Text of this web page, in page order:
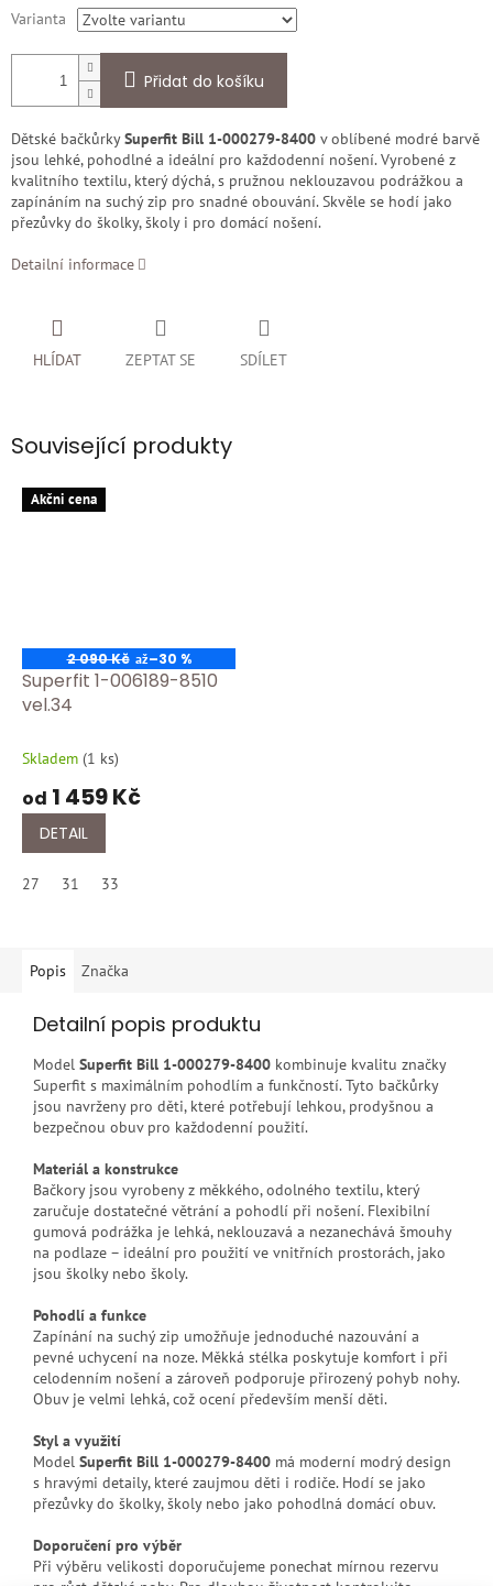
Varianta
Přidat do košíku
Dětské bačkůrkySuperfit Bill 1-000279-8400 v oblíbené modré barvě
jsou lehké, pohodlné a ideální pro každodenní nošení. Vyrobené z
kvalitního textilu, který dýchá, s pružnou neklouzavou podrážkou a
zapínáním na suchý zip pro snadné obouvání. Skvěle se hodí jako
přezůvky do školky, školy i pro domácí nošení.
Detailní informace
ZEPTAT SE
HLÍDAT SDÍLET
Související produkty
Akčni cena
2 090 Kč až–30 %
Superfit 1-006189-8510
vel.34
Skladem (1 ks)
od 1 459 Kč
DETAIL
27 31 33
Popis Značka
Detailní popis produktu
Model Superfit Bill 1-000279-8400 kombinuje kvalitu značky
Superfit s maximálním pohodlím a funkčností. Tyto bačkůrky
jsou navrženy pro děti, které potřebují lehkou, prodyšnou a
bezpečnou obuv pro každodenní použití.
Materiál a konstrukce
Bačkory jsou vyrobeny z měkkého, odolného textilu, který
zaručuje dostatečné větrání a pohodlí při nošení. Flexibilní
gumová podrážka je lehká, neklouzavá a nezanechává šmouhy
na podlaze – ideální pro použití ve vnitřních prostorách, jako
jsou školky nebo školy.
Pohodlí a funkce
Zapínání na suchý zip umožňuje jednoduché nazouvání a
pevné uchycení na noze. Měkká stélka poskytuje komfort i při
celodenním nošení a zároveň podporuje přirozený pohyb nohy.
Obuv je velmi lehká, což ocení především menší děti.
Styl a využití
Model Superfit Bill 1-000279-8400 má moderní modrý design
s hravými detaily, které zaujmou děti i rodiče. Hodí se jako
přezůvky do školky, školy nebo jako pohodlná domácí obuv.
Doporučení pro výběr
Při výběru velikosti doporučujeme ponechat mírnou rezervu